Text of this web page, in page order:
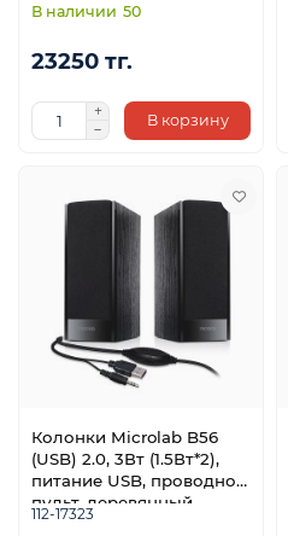
50
23250 тг.
В корзину
Колонки Microlab B56
(USB) 2.0, 3Вт (1.5Вт*2),
питание USB, проводной
пульт, деревянный
корпус
112-17323